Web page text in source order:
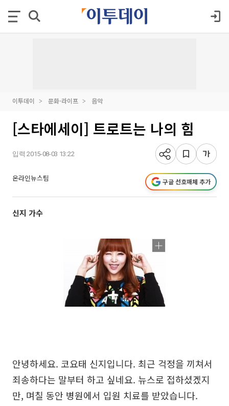
이투데이 문화·라이프 음악
[스타에세이] 트로트는 나의 힘
입력 2015-08-03 13:22
온라인뉴스팀 구글 선호매체 추가
신지 가수
안녕하세요. 코요태 신지입니다. 최근 걱정을 끼쳐서
죄송하다는 말부터 하고 싶네요. 뉴스로 접하셨겠지
만, 며칠 동안 병원에서 입원 치료를 받았습니다.